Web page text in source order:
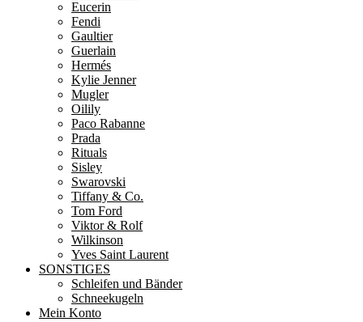
Eucerin
Fendi
Gaultier
Guerlain
Hermés
Kylie Jenner
Mugler
Oilily
Paco Rabanne
Prada
Rituals
Sisley
Swarovski
Tiffany & Co.
Tom Ford
Viktor & Rolf
Wilkinson
Yves Saint Laurent
SONSTIGES
Schleifen und Bänder
Schneekugeln
Mein Konto